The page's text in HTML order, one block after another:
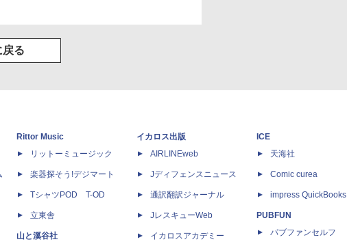
戻る
Rittor Music
リットーミュージック
楽器探そう!デジマート
TシャツPOD T-OD
立東舎
山と溪谷社
イカロス出版
AIRLINEweb
Jディフェンスニュース
通訳翻訳ジャーナル
JレスキューWeb
イカロスアカデミー
ICE
天海社
Comic curea
impress QuickBooks
PUBFUN
パブファンセルフ